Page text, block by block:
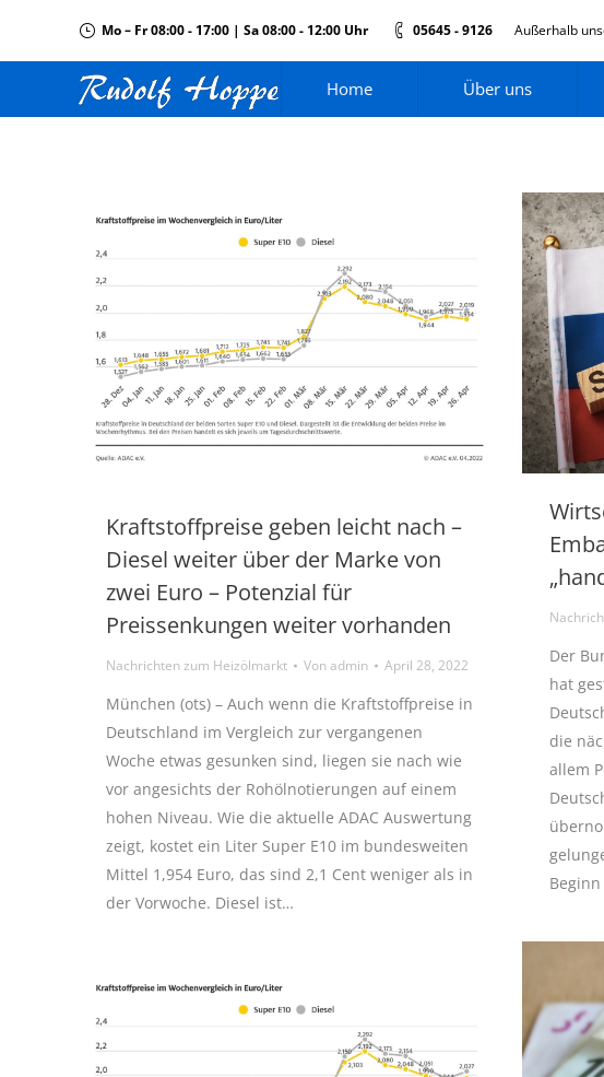
Mo – Fr 08:00 - 17:00 | Sa 08:00 - 12:00 Uhr 05645 - 9126 Außerhalb
Home Über uns
Kraftstoffpreise geben leicht nach –
Diesel weiter über der Marke von
zwei Euro – Potenzial für
Preissenkungen weiter vorhanden
Nachrichten zum Heizölmarkt Vonadmin April 28, 2022
München (ots) – Auch wenn die Kraftstoffpreise in
Deutschland im Vergleich zur vergangenen
Woche etwas gesunken sind, liegen sie nach wie
vor angesichts der Rohölnotierungen auf einem
hohen Niveau. Wie die aktuelle ADAC Auswertung
zeigt, kostet ein Liter Super E10 im bundesweiten
Mittel 1,954 Euro, das sind 2,1 Cent weniger als in
der Vorwoche. Diesel ist…
Der
hat
die
allem